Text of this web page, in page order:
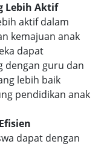
Lebih Aktif
aktif dalam
kemajuan anak
dapat
dengan guru dan
lebih baik
pendidikan anak
dapat dengan